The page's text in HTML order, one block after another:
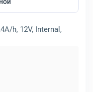
h, 12V, Internal,